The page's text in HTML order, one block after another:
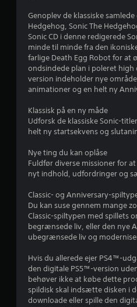
Genoplev de klassiske
Hedgehog, Sonic The
Sonic CD i denne redigerede
minde til minde fra den
farlige Death Egg Robot for at
ondsindede plan i poleret
version indeholder nye
animationer og en helt ny
Klassisk på en ny måde
Udforsk de klassiske Sonic-
helt ny startsekvens og
Nye ting du kan oplåse
Fuldfør diverse missioner for
nyt indhold, udfordringer og
Classic- og Anniversary-
Du kan suse gennem mange
Classic-spiltypen med spillets
begrænsede liv, eller den nye
ubegrænsede liv og
Hvis du allerede ejer PS4™-
den digitale PS5™-version
behøver ikke at købe dette
spildisk skal indsætte disken i
downloade eller spille den